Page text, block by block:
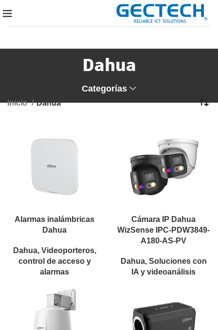
Dahua
Categorías
Inicio Dahua
Alarmas inalámbricas
Dahua
Dahua, Videoporteros,
control de acceso y
alarmas
Cámara IP Dahua
WizSense IPC-PDW3849-
A180-AS-PV
Dahua, Soluciones con
IA y videoanálisis